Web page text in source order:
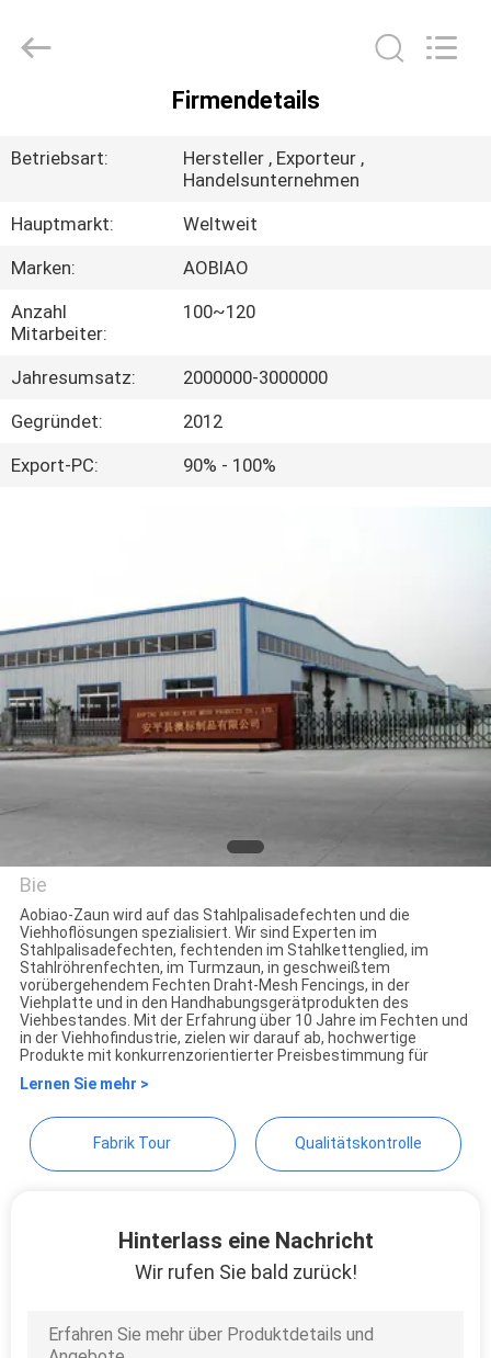
ÜBER
FABRIK-
QUALITÄTSKONTROLLE
MIT
UNS
IN
VERBINDUNG
FORDERN
EIN
ZITAT
NACHRICHTEN
Reserved.
Firmendetails
Betriebsart:
Hersteller , Exporteur ,
Handelsunternehmen
Hauptmarkt:
Weltweit
Marken:
AOBIAO
Anzahl
Mitarbeiter:
100~120
Jahresumsatz:
2000000-3000000
Gegründet:
2012
Export-PC:
90% - 100%
Anping Aobiao Wire Mesh
Products Co.,Ltd
Bie
Aobiao-Zaun wird auf das Stahlpalisadefechten und die
Viehhoflösungen spezialisiert. Wir sind Experten im
Stahlpalisadefechten, fechtenden im Stahlkettenglied, im
Stahlröhrenfechten, im Turmzaun, in geschweißtem
vorübergehendem Fechten Draht-Mesh Fencings, in der
Viehplatte und in den Handhabungsgerätprodukten des
Viehbestandes. Mit der Erfahrung über 10 Jahre im Fechten und
in der Viehhofindustrie, zielen wir darauf ab, hochwertige
Produkte mit konkurrenzorientierter Preisbestimmung für
Lernen Sie mehr >
Fabrik Tour Qualitätskontrolle
Hinterlass eine Nachricht
Wir rufen Sie bald zurück!